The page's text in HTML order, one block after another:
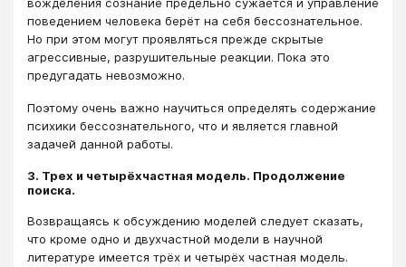
поведением человека берёт на себя бессознательное.
Но при этом могут проявляться прежде скрытые
агрессивные, разрушительные реакции. Пока это
предугадать невозможно.
Поэтому очень важно научиться определять содержание
психики бессознательного, что и является главной
задачей данной работы.
3. Трех и четырёхчастная модель. Продолжение
поиска.
Возвращаясь к обсуждению моделей следует сказать,
что кроме одно и двухчастной модели в научной
литературе имеется трёх и четырёх частная модель.